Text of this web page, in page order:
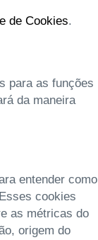
de Cookies.
para as funções
da maneira
entender como
cookies
as métricas do
origem do